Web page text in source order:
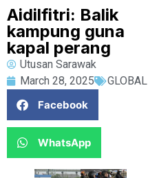
Aidilfitri: Balik
kampung guna
kapal perang
Utusan Sarawak
March 28, 2025
GLOBAL
Facebook
WhatsApp